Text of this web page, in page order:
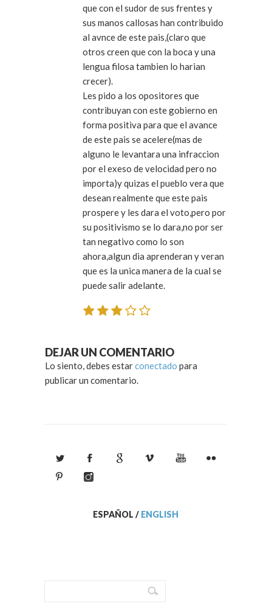
que con el sudor de sus frentes y
sus manos callosas han contribuido
al avnce de este pais,(claro que
otros creen que con la boca y una
lengua filosa tambien lo harian
crecer).
Les pido a los opositores que
contribuyan con este gobierno en
forma positiva para que el avance
de este pais se acelere(mas de
alguno le levantara una infraccion
por el exeso de velocidad pero no
importa)y quizas el pueblo vera que
desean realmente que este pais
prospere y les dara el voto,pero por
su positivismo se lo dara,no por ser
tan negativo como lo son
ahora,algun dia aprenderan y veran
que es la unica manera de la cual se
puede salir adelante.
DEJAR UN COMENTARIO
Lo siento, debes estarconectado para
publicar un comentario.
ESPAÑOL / ENGLISH